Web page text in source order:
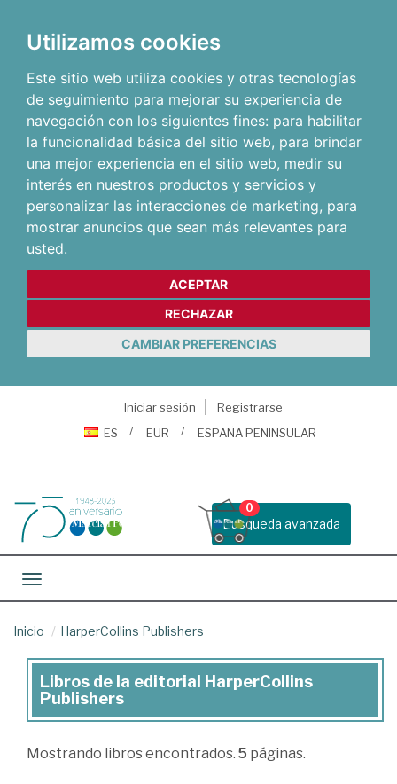
Utilizamos cookies
Este sitio web utiliza cookies y otras tecnologías
de seguimiento para mejorar su experiencia de
navegación con los siguientes fines: para habilitar
la funcionalidad básica del sitio web, para brindar
una mejor experiencia en el sitio web, medir su
interés en nuestros productos y servicios y
personalizar las interacciones de marketing, para
mostrar anuncios que sean más relevantes para
usted.
ACEPTAR
RECHAZAR
CAMBIAR PREFERENCIAS
Iniciar sesión
Registrarse
ES
EUR ESPAÑA PENINSULAR
Busqueda avanzada
0
Toggle navigation
Inicio HarperCollins Publishers
Libros
de
la
Libros de la editorial HarperCollins
Publishers
Mostrando libros encontrados. 5 páginas.